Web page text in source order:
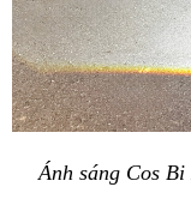
Ánh sáng Cos